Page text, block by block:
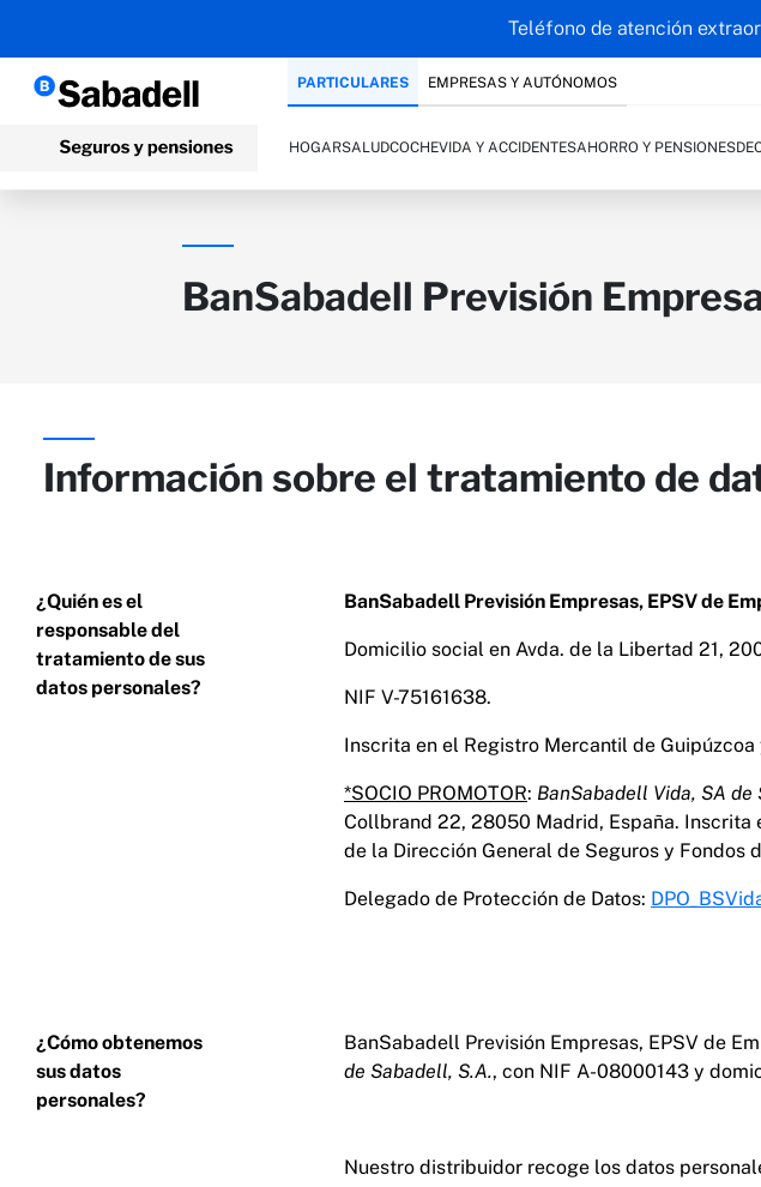
Teléfono de atención
PARTICULARES EMPRESAS Y AUTÓNOMOS
HOGARSALUDCOCHEVIDA Y ACCIDENTESAHORRO Y PENSIONES
BanSabadell Previsión
Información sobre el tratamiento de
¿Quién es el
responsable del
tratamiento de sus
datos personales?
BanSabadell Previsión Empresas, EPSV de
Domicilio social en Avda. de la Libertad 21,
NIF V-75161638.
Inscrita en el Registro Mercantil de
*SOCIO PROMOTOR: BanSabadell Vida, SA de
Collbrand 22, 28050 Madrid, España. Inscrita
de la Dirección General de Seguros y Fondos
Delegado de Protección de Datos:
¿Cómo obtenemos
sus datos
personales?
BanSabadell Previsión Empresas, EPSV de
de Sabadell, S.A., con NIF A-08000143 y
Nuestro distribuidor recoge los datos